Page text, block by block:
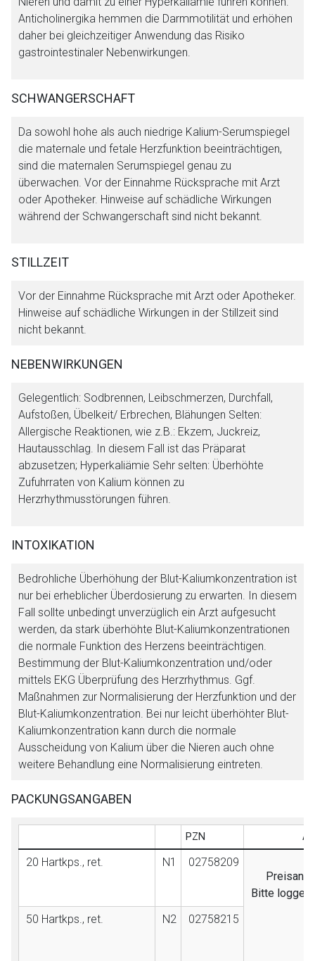
Anticholinergika hemmen die Darmmotilität und erhöhen
daher bei gleichzeitiger Anwendung das Risiko
gastrointestinaler Nebenwirkungen.
SCHWANGERSCHAFT
Da sowohl hohe als auch niedrige Kalium-Serumspiegel
die maternale und fetale Herzfunktion beeinträchtigen,
sind die maternalen Serumspiegel genau zu
überwachen. Vor der Einnahme Rücksprache mit Arzt
oder Apotheker. Hinweise auf schädliche Wirkungen
während der Schwangerschaft sind nicht bekannt.
STILLZEIT
Vor der Einnahme Rücksprache mit Arzt oder Apotheker.
Hinweise auf schädliche Wirkungen in der Stillzeit sind
nicht bekannt.
NEBENWIRKUNGEN
Gelegentlich: Sodbrennen, Leibschmerzen, Durchfall,
Aufstoßen, Übelkeit/ Erbrechen, Blähungen Selten:
Allergische Reaktionen, wie z.B.: Ekzem, Juckreiz,
Hautausschlag. In diesem Fall ist das Präparat
abzusetzen; Hyperkaliämie Sehr selten: Überhöhte
Zufuhrraten von Kalium können zu
Herzrhythmusstörungen führen.
INTOXIKATION
Bedrohliche Überhöhung der Blut-Kaliumkonzentration ist
nur bei erheblicher Überdosierung zu erwarten. In diesem
Fall sollte unbedingt unverzüglich ein Arzt aufgesucht
werden, da stark überhöhte Blut-Kaliumkonzentrationen
die normale Funktion des Herzens beeinträchtigen.
Bestimmung der Blut-Kaliumkonzentration und/oder
mittels EKG Überprüfung des Herzrhythmus. Ggf.
Maßnahmen zur Normalisierung der Herzfunktion und der
Blut-Kaliumkonzentration. Bei nur leicht überhöhter Blut-
Kaliumkonzentration kann durch die normale
Ausscheidung von Kalium über die Nieren auch ohne
weitere Behandlung eine Normalisierung eintreten.
PACKUNGSANGABEN
PZN
20 Hartkps., ret. N1
02758209
Bitte loggen
50 Hartkps., ret.
N2 02758215